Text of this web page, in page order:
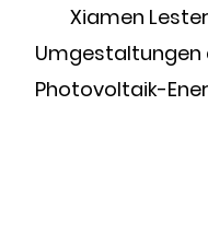
Xiamen
Umgestaltungen
Photovoltaik-